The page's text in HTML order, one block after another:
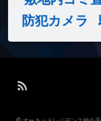
防犯カメラ
RSS